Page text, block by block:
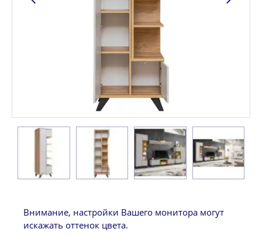
Внимание, настройки Вашего монитора могут
искажать оттенок цвета.